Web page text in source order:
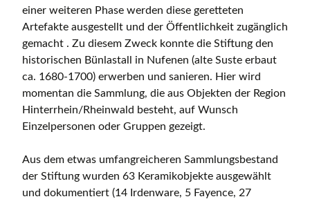
einer weiteren Phase werden diese geretteten
Artefakte ausgestellt und der Öffentlichkeit zugänglich
gemacht . Zu diesem Zweck konnte die Stiftung den
historischen Bünlastall in Nufenen (alte Suste erbaut
ca. 1680-1700) erwerben und sanieren. Hier wird
momentan die Sammlung, die aus Objekten der Region
Hinterrhein/Rheinwald besteht, auf Wunsch
Einzelpersonen oder Gruppen gezeigt.
Aus dem etwas umfangreicheren Sammlungsbestand
der Stiftung wurden 63 Keramikobjekte ausgewählt
und dokumentiert (14 Irdenware, 5 Fayence, 27